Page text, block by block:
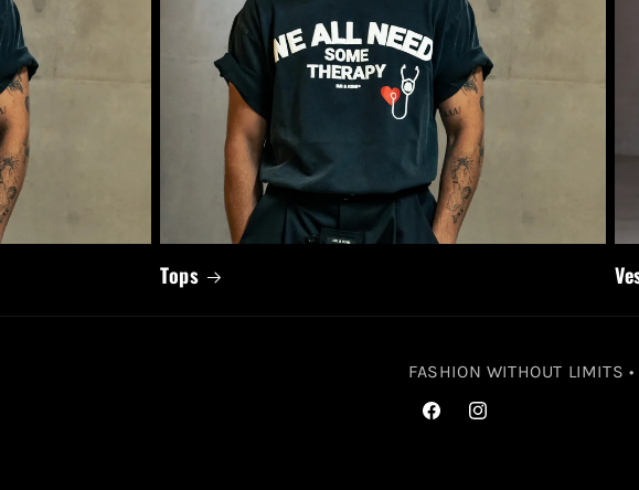
Tops
FASHION WITHOUT LIMITS
FacebookInstagram